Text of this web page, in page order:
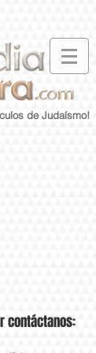
de Judaísmo!
contáctanos: